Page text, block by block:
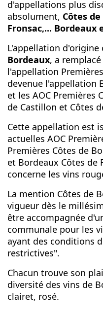
d'appellations plus
absolument, Côtes
Fronsac,... Bordeaux
L'appellation d'origine
Bordeaux, a
l'appellation
devenue l'appellation
et les AOC Premières
de Castillon et Côtes
Cette appellation est
actuelles AOC
Premières Côtes de
et Bordeaux Côtes de
concerne les vins
La mention Côtes de
vigueur dès le
être accompagnée
communale pour les
ayant des conditions
restrictives".
Chacun trouve son
diversité des vins de
clairet, rosé.